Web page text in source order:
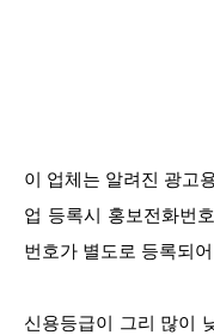
이 업체는 알려진 광고
업 등록시 홍보전화번
번호가 별도로 등록되
신용등급이 그리 많이